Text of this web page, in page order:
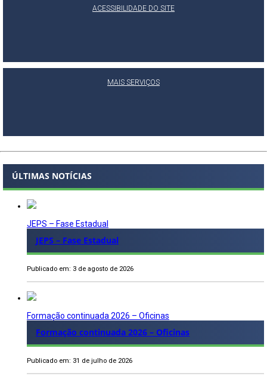
ACESSIBILIDADE DO SITE
MAIS SERVIÇOS
ÚLTIMAS NOTÍCIAS
JEPS – Fase Estadual
JEPS – Fase Estadual
Publicado em: 3 de agosto de 2026
Formação continuada 2026 – Oficinas
Formação continuada 2026 – Oficinas
Publicado em: 31 de julho de 2026